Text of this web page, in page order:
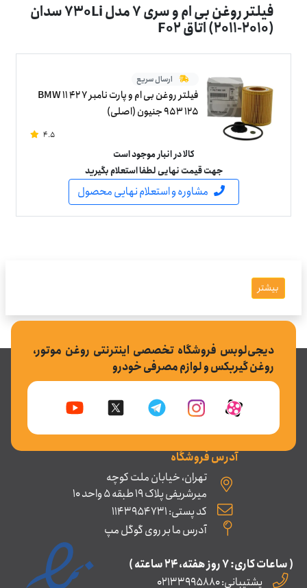
فیلتر روغن بی ام و سری 7 مدل 730Li سدان
(2010-2011) اتاق F02
ارسال سریع
فیلتر روغن بی ام و پارت نامبر BMW 11 42 7
953 125 جنیون (اصلی)
4.5
کالا در انبار موجود است
جهت قیمت نهایی لطفا استعلام بگیرید
مشاوره و استعلام نهایی محصول
بیشتر
دیجی‌لوبس فروشگاه تخصصی اینترنتی روغن موتور،
روغن گیربکس و لوازم مصرفی خودرو
آدرس فروشگاه
تهران، خیابان ملت کوچه
میرشریفی پلاک 19 طبقه 5 واحد 10
کد پستی: 1143954731
آدرس ما بر روی گوگل مپ
( ساعات کاری: ۷ روز ﻫﻔﺘﻪ، ۲۴ ﺳﺎﻋﺘﻪ )
پشتیبانی: 02133995880